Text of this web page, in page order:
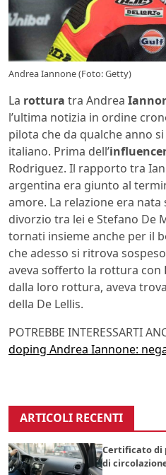
Andrea Iannone (Foto: Getty)
La rottura tra Andrea
l’ultima notizia in ordine
pilota che da qualche anno
italiano. Prima dell’
Rodriguez. Il rapporto tra
argentina era giunto al
amore. La relazione era nata
divorzio tra lei e Stefano De
tornati insieme anche per il
che adesso si ritrova
aveva sofferto la rottura con
dalla loro rottura, aveva
della De Lellis.
POTREBBE INTERESSARTI
doping Andrea Iannone:
ARTICOLI RECENTI
Certificato di
di